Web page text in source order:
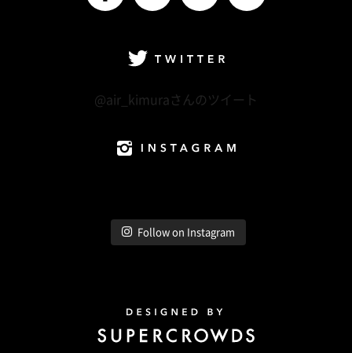
@air_kimuraさんのツイート
Follow on Instagram